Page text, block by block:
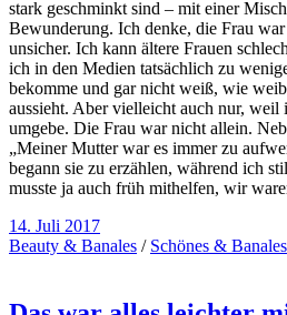
stark geschminkt sind – mit einer
Bewunderung. Ich denke, die Frau
unsicher. Ich kann ältere Frauen
ich in den Medien tatsächlich zu
bekomme und gar nicht weiß, wie
aussieht. Aber vielleicht auch nur,
umgebe. Die Frau war nicht allein.
„Meiner Mutter war es immer zu
begann sie zu erzählen, während ich
musste ja auch früh mithelfen, wir
14. Juli 2017
Beauty & Banales / Schönes & Banales